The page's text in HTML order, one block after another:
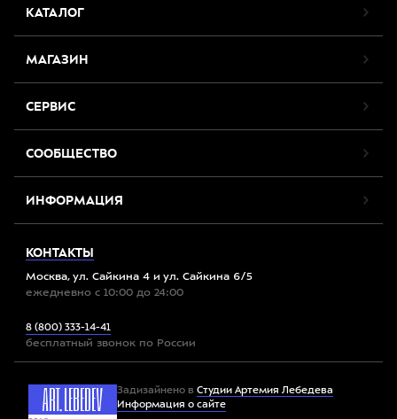
КАТАЛОГ
МАГАЗИН
СЕРВИС
СООБЩЕСТВО
ИНФОРМАЦИЯ
КОНТАКТЫ
Москва, ул. Сайкина 4 и ул. Сайкина 6/5
ежедневно с 10:00 до 24:00
8 (800) 333-14-41
бесплатный звонок по России
Задизайнено в Студии Артемия Лебедева
Информация о сайте